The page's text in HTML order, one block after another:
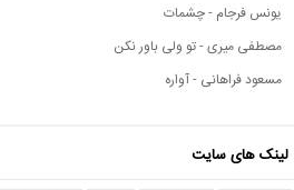
یونس فرجام - چشمات
مصطفی میری - تو ولی باور نکن
مسعود فراهانی - آواره
لینک های سایت